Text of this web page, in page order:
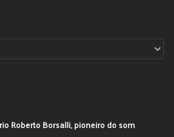
Roberto Borsalli, pioneiro do som